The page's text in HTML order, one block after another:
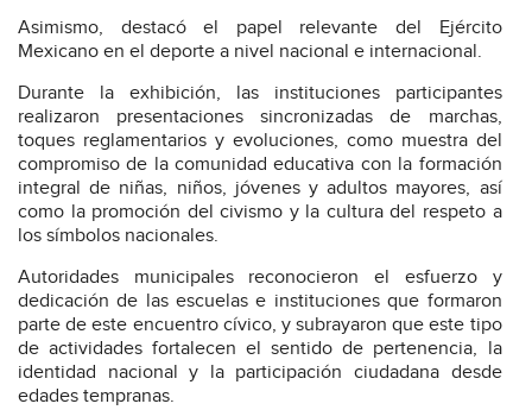
Asimismo, destacó el papel relevante del Ejército
Mexicano en el deporte a nivel nacional e internacional.
Durante la exhibición, las instituciones participantes
realizaron presentaciones sincronizadas de marchas,
toques reglamentarios y evoluciones, como muestra del
compromiso de la comunidad educativa con la formación
integral de niñas, niños, jóvenes y adultos mayores, así
como la promoción del civismo y la cultura del respeto a
los símbolos nacionales.
Autoridades municipales reconocieron el esfuerzo y
dedicación de las escuelas e instituciones que formaron
parte de este encuentro cívico, y subrayaron que este tipo
de actividades fortalecen el sentido de pertenencia, la
identidad nacional y la participación ciudadana desde
edades tempranas.